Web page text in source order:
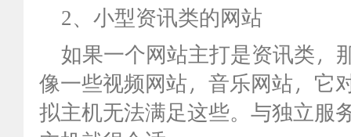
2、小型资讯类的网站
如果一个网站主打是资讯类，
像一些视频网站，音乐网站，它
拟主机无法满足这些。与独立服